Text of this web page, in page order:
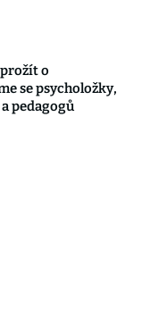
o
se psycholožky,
pedagogů